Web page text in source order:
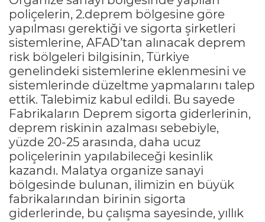
poliçelerin, 2.deprem bölgesine göre
yapılması gerektiği ve sigorta şirketleri
sistemlerine, AFAD’tan alınacak deprem
risk bölgeleri bilgisinin, Türkiye
genelindeki sistemlerine eklenmesini ve
sistemlerinde düzeltme yapmalarını talep
ettik. Talebimiz kabul edildi. Bu sayede
Fabrikaların Deprem sigorta giderlerinin,
deprem riskinin azalması sebebiyle,
yüzde 20-25 arasında, daha ucuz
poliçelerinin yapılabileceği kesinlik
kazandı. Malatya organize sanayi
bölgesinde bulunan, ilimizin en büyük
fabrikalarından birinin sigorta
giderlerinde, bu çalışma sayesinde, yıllık